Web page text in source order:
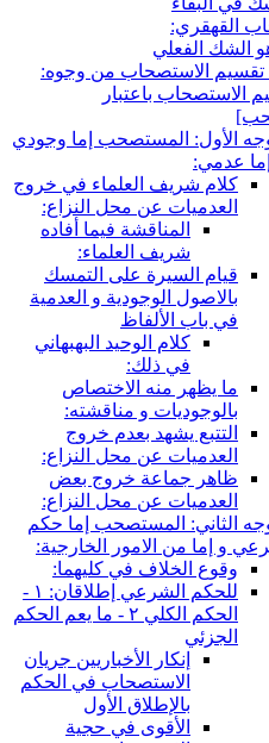
القهقري:
الشك الفعلي
الاستصحاب من وجوه:
الاستصحاب باعتبار
الأول: المستصحب إما وجودي
عدمي:
كلام شريف العلماء في خروج
العدميات عن محل النزاع:
المناقشة فيما أفاده
شريف العلماء:
قيام السيرة على التمسك
بالاصول الوجودية و العدمية
في باب الألفاظ
كلام الوحيد البهبهاني
في ذلك:
ما يظهر منه الاختصاص
بالوجوديات و مناقشته:
التتبع يشهد بعدم خروج
العدميات عن محل النزاع:
ظاهر جماعة خروج بعض
العدميات عن محل النزاع:
الثاني: المستصحب إما حكم
و إما من الامور الخارجية:
وقوع الخلاف في كليهما:
للحكم الشرعي إطلاقان: ١ -
الحكم الكلي ٢ - ما يعم الحكم
الجزئي
إنكار الأخباريين جريان
الاستصحاب في الحكم
بالإطلاق الأول
الأقوى في حجية